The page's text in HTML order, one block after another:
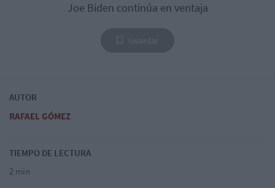
Joe Biden continúa en ventaja
AUTOR
RAFAEL GÓMEZ
TIEMPO DE LECTURA
2 min